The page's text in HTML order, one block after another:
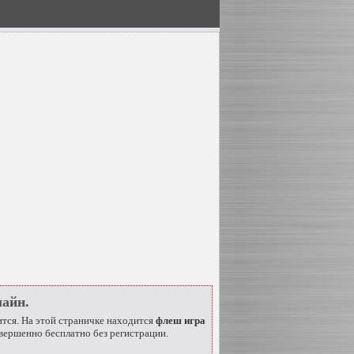
На этой страничке находится флеш игра
бесплатно без регистрации.